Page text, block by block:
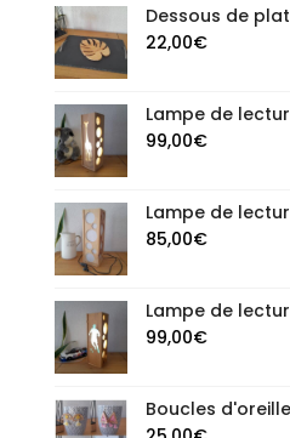
Dessous de
22,00€
Lampe de
99,00€
Lampe de
85,00€
Lampe de
99,00€
Boucles